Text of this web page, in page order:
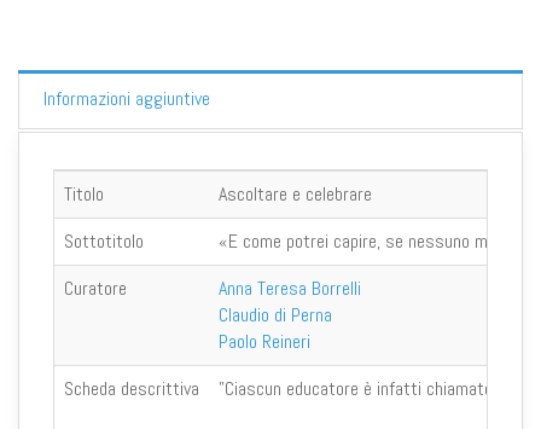
Informazioni aggiuntive
Titolo
Ascoltare e celebrare
Sottotitolo
«E come potrei capire, se nessuno mi
Curatore
Anna Teresa Borrelli
Claudio di Perna
Paolo Reineri
Scheda descrittiva
"Ciascun educatore è infatti chiamato,